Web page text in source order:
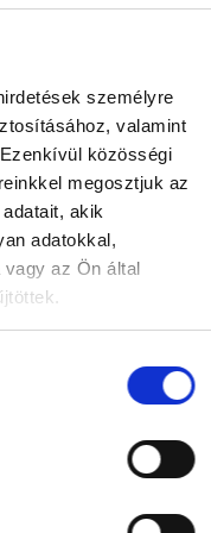
személyre
valamint
közösségi
megosztjuk az
akik
adatokkal,
az Ön által